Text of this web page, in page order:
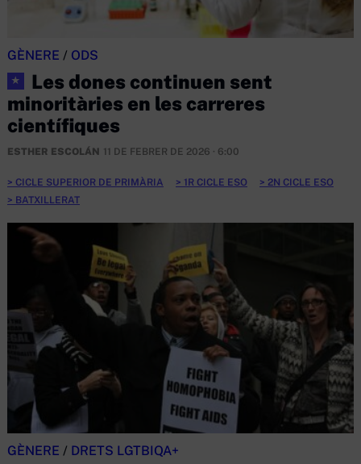
GÈNERE / ODS
★
Les dones continuen sent
minoritàries en les carreres
científiques
ESTHER ESCOLÁN 11 DE FEBRER DE 2026 · 6:00
CICLE SUPERIOR DE PRIMÀRIA 1R CICLE ESO
2N CICLE ESO
BATXILLERAT
GÈNERE / DRETS LGTBIQA+